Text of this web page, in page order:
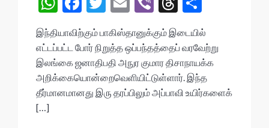
at
s
A
p
ac
e
b
o
o
itt
er
ai
l
b
er ea
ds
h
ar
e
இந்தியாவிற்கும் பாகிஸ்தானுக்கும் இடையில்
எட்டப்பட்ட போர் நிறுத்த ஒப்பந்தத்தைப் வரவேற்று
இலங்கை ஜனாதிபதி அநுர குமார திசாநாயக்க
அறிக்கையொன்றைவெளியிட்டுள்ளார். இந்த
தீர்மானமானது இரு தரப்பிலும் அப்பாவி உயிர்களைக்
[…]